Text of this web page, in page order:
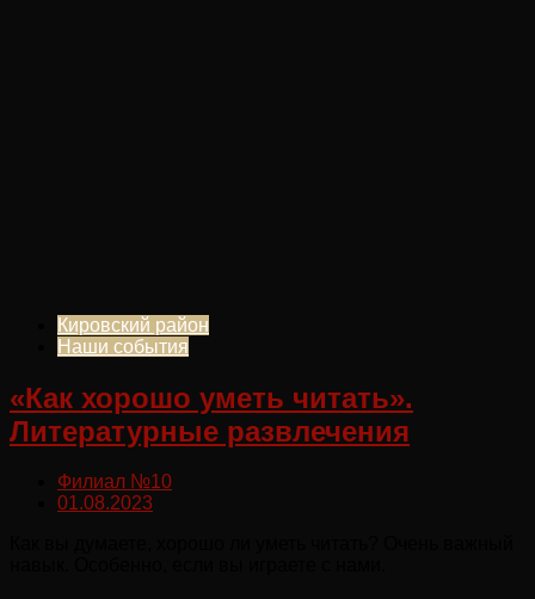
Кировский район
Наши события
«Как хорошо уметь читать».
Литературные развлечения
Филиал №10
01.08.2023